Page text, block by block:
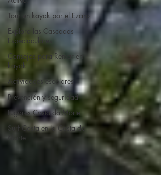
Tour en kayak por el Ezaro
Explora las Cascadas
Espectaculares
Consejos para Remar en
kayak
Actividades escolares
Prevención y seguridad
Lugares Costa da Morte
Surf Costa en la Costa da
Morte